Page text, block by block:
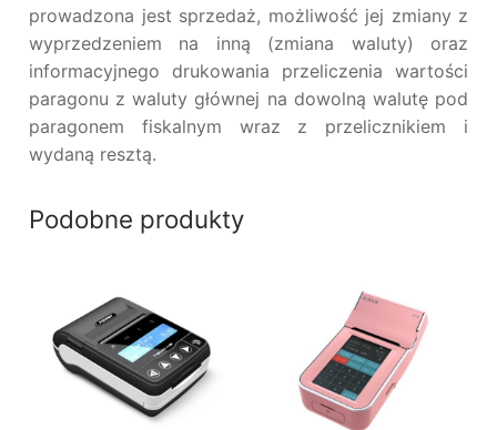
prowadzona jest sprzedaż, możliwość jej zmiany z
wyprzedzeniem na inną (zmiana waluty) oraz
informacyjnego drukowania przeliczenia wartości
paragonu z waluty głównej na dowolną walutę pod
paragonem fiskalnym wraz z przelicznikiem i
wydaną resztą.
Podobne produkty